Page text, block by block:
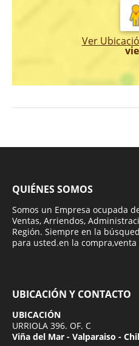
Ver
QUIÉNES SOMOS
Somos un Empresa ocupada
Ventas, Arriendos,
Región. Siempre en la
para usted.en la
UBICACIÓN Y CONTACTO
UBICACIÓN
URRIOLA 396. OF. C
Viña del Mar - Valparaiso -